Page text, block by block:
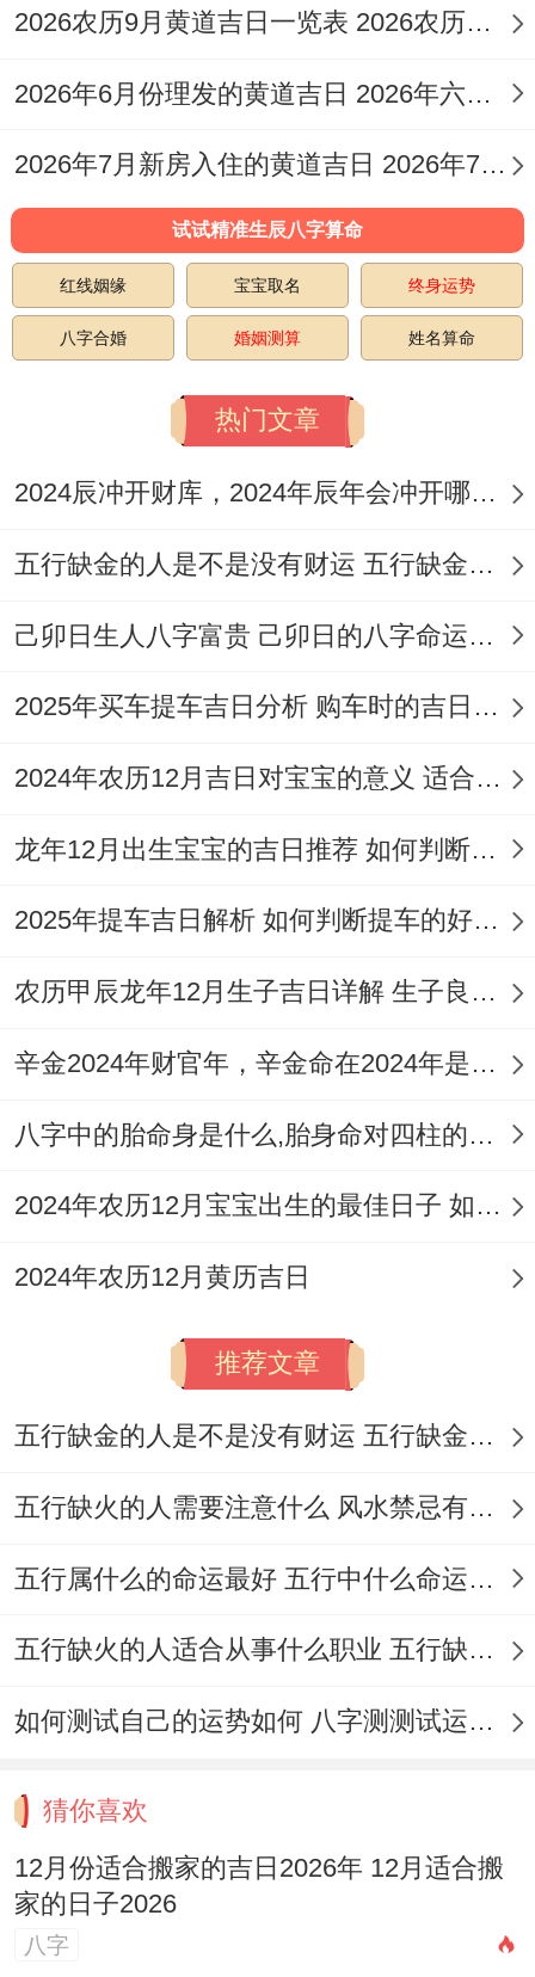
确保整个过程井然有序，入宅前阶段，提前
汰无用之物,并联系专业搬家公司预约服务
确认新居水电燃气已开通，也进行彻底清
洁，创造洁净环境。
搬家过程中要记得在下午三点前完成重要搬
（内置「常满」红纸或168元信封）与一把
泥土，防止水土不服,并确保孕妇不目睹搬
入宅后阶段;当天烧一壶开水寓意财源滚滚
开启水龙头细水慢流，标记盘满钵满，并避
周内邀请亲友闹房，驱邪增喜。
这些步骤结合传统智慧跟现代 practicapty，
能为新居注入吉祥气息，推荐3-4个民俗仪
食无忧 生活丰足.
脚;再从右方出 弃于安，以去除邪气,净化空
间！祭拜地基主，下午在新居简单祭拜，祈
安床仪式;吉时未到先将床斜靠墙。时辰到后
由属龙者先坐坐；再正式就位、增强睡眠健
纳祥得历史内涵，助力家庭幸福绵长。
对相关风水布局按空间区域优化。能提升新
风良好；财位（普通在对角线位置）布置绿
色植物或吉祥物，如聚宝盆;增强财运与家庭
厨房区域，灶台避免正对门或窗，保持清洁
整齐，标记「食禄」丰足，冰箱与储物柜满
满当，寓意富足有余，卧室区域，床铺朝向
宜结合主人八字；普通头靠实墙，避免镜对
2026农历9月黄道吉日一览表 2026农历九月二十六黄历吉日查询
2026年6月份理发的黄道吉日 2026年六月理发吉日老黄历
2026年7月新房入住的黄道吉日 2026年7月16日入宅
试试精准生辰八字算命
红线姻缘 宝宝取名 终身运势
八字合婚 婚姻测算 姓名算命
热门文章
2024辰冲开财库，2024年辰年会冲开哪些人的财库
五行缺金的人是不是没有财运 五行缺金的人命运好不好
己卯日生人八字富贵 己卯日的八字命运如何
2025年买车提车吉日分析 购车时的吉日与禁忌
2024年农历12月吉日对宝宝的意义 适合龙年宝宝出生的日子有哪些
龙年12月出生宝宝的吉日推荐 如何判断吉日是否适合宝宝
2025年提车吉日解析 如何判断提车的好日子
农历甲辰龙年12月生子吉日详解 生子良辰的影响因素
辛金2024年财官年，辛金命在2024年是财官年还是财印年
八字中的胎命身是什么,胎身命对四柱的影响
2024年农历12月宝宝出生的最佳日子 如何挑选适合的吉日
2024年农历12月黄历吉日
推荐文章
五行缺金的人是不是没有财运 五行缺金的人命运好不好
五行缺火的人需要注意什么 风水禁忌有哪些
五行属什么的命运最好 五行中什么命运势旺盛
五行缺火的人适合从事什么职业 五行缺火的人适合从事的职业有哪些
如何测试自己的运势如何 八字测测试运运程
猜你喜欢
12月份适合搬家的吉日2026年 12月适合搬
家的日子2026
八字